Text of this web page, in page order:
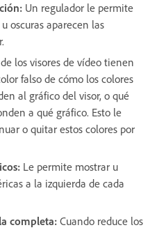
: Un regulador le permite
oscuras aparecen las
los visores de vídeo tienen
falso de cómo los colores
al gráfico del visor, o qué
a qué gráfico. Esto le
o quitar estos colores por
: Le permite mostrar u
a la izquierda de cada
completa: Cuando reduce los